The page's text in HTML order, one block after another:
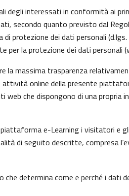
degli interessati in conformità ai
secondo quanto previsto dal
di protezione dei dati personali
per la protezione dei dati personali (
la massima trasparenza
attività online della presente
web che dispongono di una
e-Learning i visitatori
di seguito descritte, compresa
determina come e perché i dati